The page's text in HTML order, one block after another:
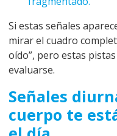
Si estas señales
mirar el cuadro
oído”, pero estas
evaluarse.
Señales
cuerpo te